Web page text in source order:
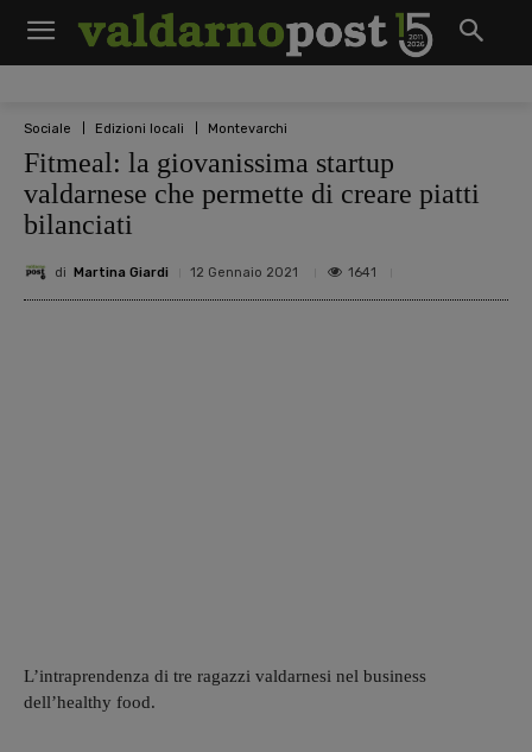
Sociale Edizioni locali Montevarchi
Fitmeal: la giovanissima startup
valdarnese che permette di creare piatti
bilanciati
di Martina Giardi 12 Gennaio 2021 1641
L’intraprendenza di tre ragazzi valdarnesi nel business
dell’healthy food.